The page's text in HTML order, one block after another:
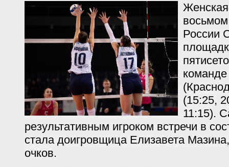
России
(15:25,
11:15).
результативным игроком встречи в
стала доигровщица Елизавета
очков.